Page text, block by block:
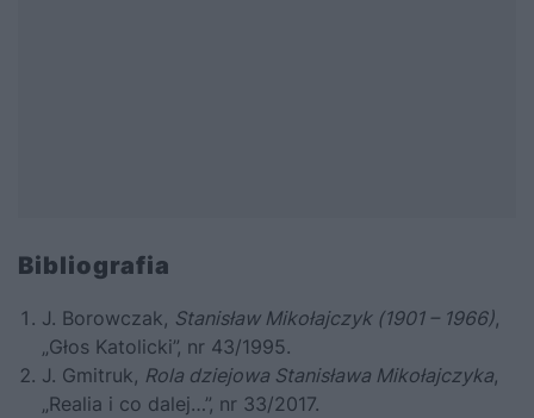
Bibliografia
J. Borowczak, Stanisław Mikołajczyk (1901 – 1966),
„Głos Katolicki”, nr 43/1995.
J. Gmitruk, Rola dziejowa Stanisława Mikołajczyka,
„Realia i co dalej…”, nr 33/2017.